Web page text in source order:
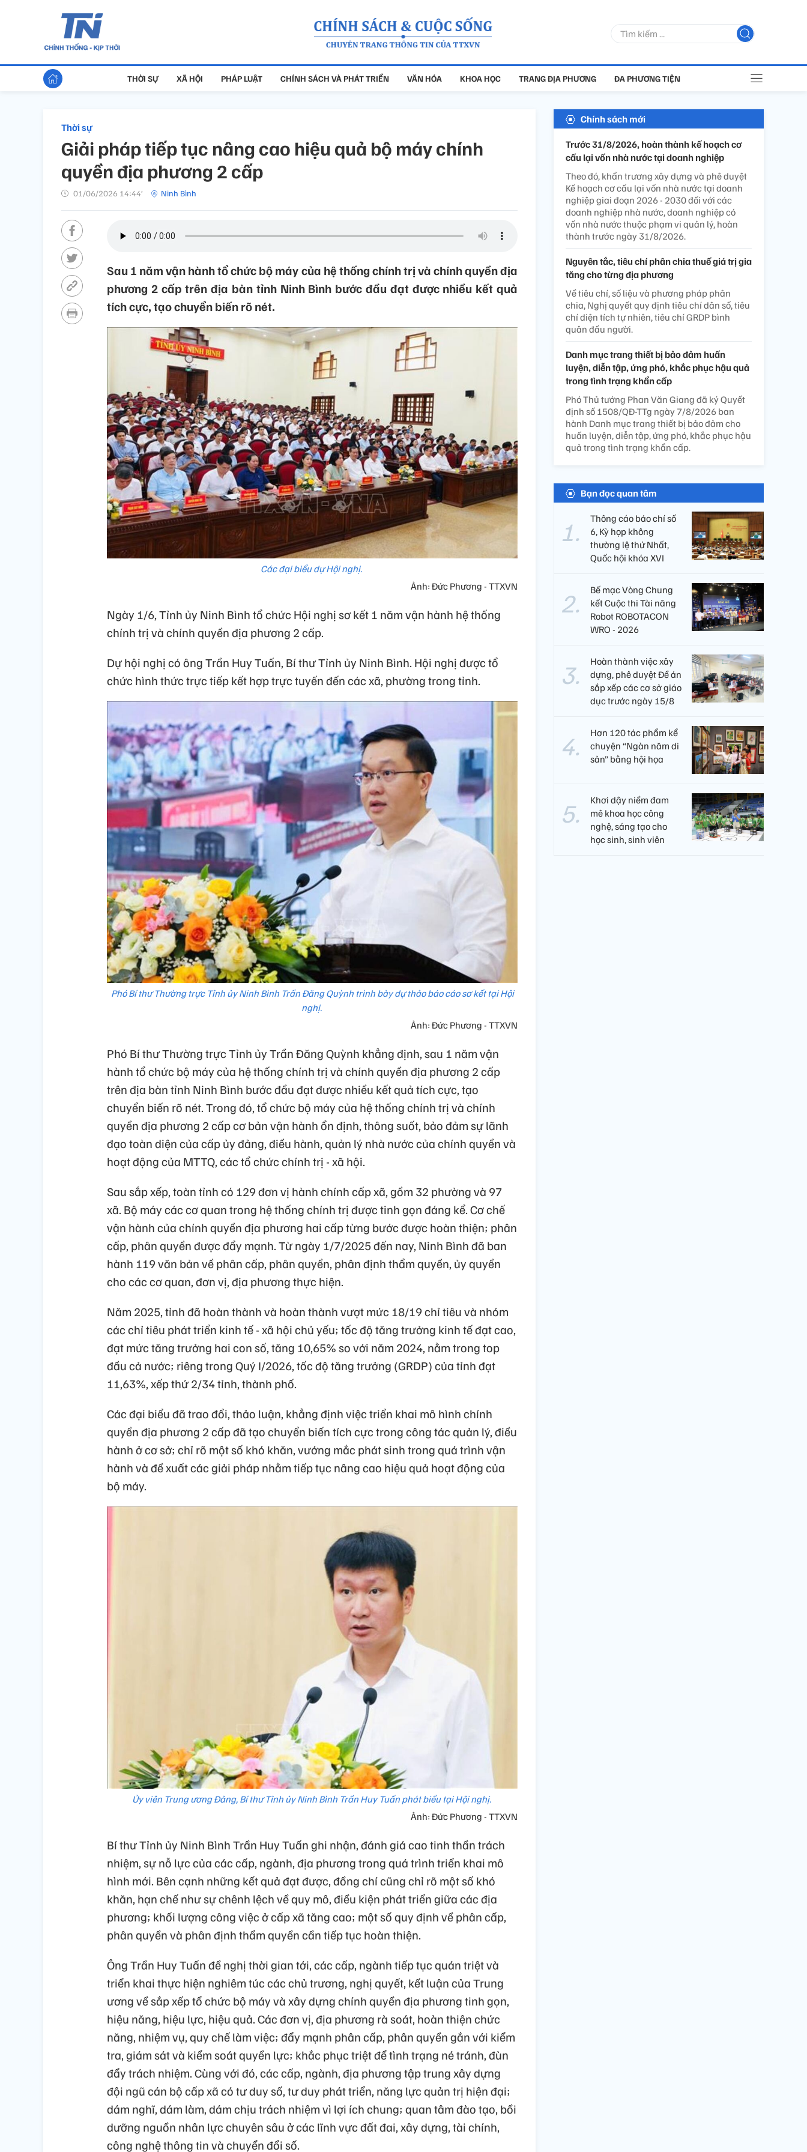
THỜI SỰ XÃ HỘI PHÁP LUẬT CHÍNH SÁCH VÀ PHÁT TRIỂN VĂN HÓA KHOA HỌC TRANG ĐỊA PHƯƠNG ĐA PHƯƠNG TIỆN
Thời sự
Giải pháp tiếp tục nâng cao hiệu quả bộ máy chính
quyền địa phương 2 cấp
01/06/2026 14:44’ Ninh Bình
Sau 1 năm vận hành tổ chức bộ máy của hệ thống chính trị và chính quyền địa
phương 2 cấp trên địa bàn tỉnh Ninh Bình bước đầu đạt được nhiều kết quả
tích cực, tạo chuyển biến rõ nét.
Các đại biểu dự Hội nghị.
Ảnh: Đức Phương - TTXVN
Ngày 1/6, Tỉnh ủy Ninh Bình tổ chức Hội nghị sơ kết 1 năm vận hành hệ thống
chính trị và chính quyền địa phương 2 cấp.
Dự hội nghị có ông Trần Huy Tuấn, Bí thư Tỉnh ủy Ninh Bình. Hội nghị được tổ
chức hình thức trực tiếp kết hợp trực tuyến đến các xã, phường trong tỉnh.
Phó Bí thư Thường trực Tỉnh ủy Ninh Bình Trần Đăng Quỳnh trình bày dự thảo báo cáo sơ kết tại Hội
nghị.
Ảnh: Đức Phương - TTXVN
Phó Bí thư Thường trực Tỉnh ủy Trần Đăng Quỳnh khẳng định, sau 1 năm vận
hành tổ chức bộ máy của hệ thống chính trị và chính quyền địa phương 2 cấp
trên địa bàn tỉnh Ninh Bình bước đầu đạt được nhiều kết quả tích cực, tạo
chuyển biến rõ nét. Trong đó, tổ chức bộ máy của hệ thống chính trị và chính
quyền địa phương 2 cấp cơ bản vận hành ổn định, thông suốt, bảo đảm sự lãnh
đạo toàn diện của cấp ủy đảng, điều hành, quản lý nhà nước của chính quyền và
hoạt động của MTTQ, các tổ chức chính trị - xã hội.
Sau sắp xếp, toàn tỉnh có 129 đơn vị hành chính cấp xã, gồm 32 phường và 97
xã. Bộ máy các cơ quan trong hệ thống chính trị được tinh gọn đáng kể. Cơ chế
vận hành của chính quyền địa phương hai cấp từng bước được hoàn thiện; phân
cấp, phân quyền được đẩy mạnh. Từ ngày 1/7/2025 đến nay, Ninh Bình đã ban
hành 119 văn bản về phân cấp, phân quyền, phân định thẩm quyền, ủy quyền
cho các cơ quan, đơn vị, địa phương thực hiện.
Năm 2025, tỉnh đã hoàn thành và hoàn thành vượt mức 18/19 chỉ tiêu và nhóm
các chỉ tiêu phát triển kinh tế - xã hội chủ yếu; tốc độ tăng trưởng kinh tế đạt cao,
đạt mức tăng trưởng hai con số, tăng 10,65% so với năm 2024, nằm trong top
đầu cả nước; riêng trong Quý I/2026, tốc độ tăng trưởng (GRDP) của tỉnh đạt
11,63%, xếp thứ 2/34 tỉnh, thành phố.
Các đại biểu đã trao đổi, thảo luận, khẳng định việc triển khai mô hình chính
quyền địa phương 2 cấp đã tạo chuyển biến tích cực trong công tác quản lý, điều
hành ở cơ sở; chỉ rõ một số khó khăn, vướng mắc phát sinh trong quá trình vận
hành và đề xuất các giải pháp nhằm tiếp tục nâng cao hiệu quả hoạt động của
bộ máy.
Ủy viên Trung ương Đảng, Bí thư Tỉnh ủy Ninh Bình Trần Huy Tuấn phát biểu tại Hội nghị.
Ảnh: Đức Phương - TTXVN
Bí thư Tỉnh ủy Ninh Bình Trần Huy Tuấn ghi nhận, đánh giá cao tinh thần trách
nhiệm, sự nỗ lực của các cấp, ngành, địa phương trong quá trình triển khai mô
hình mới. Bên cạnh những kết quả đạt được, đồng chí cũng chỉ rõ một số khó
khăn, hạn chế như sự chênh lệch về quy mô, điều kiện phát triển giữa các địa
phương; khối lượng công việc ở cấp xã tăng cao; một số quy định về phân cấp,
phân quyền và phân định thẩm quyền cần tiếp tục hoàn thiện.
Ông Trần Huy Tuấn đề nghị thời gian tới, các cấp, ngành tiếp tục quán triệt và
triển khai thực hiện nghiêm túc các chủ trương, nghị quyết, kết luận của Trung
ương về sắp xếp tổ chức bộ máy và xây dựng chính quyền địa phương tinh gọn,
hiệu năng, hiệu lực, hiệu quả. Các đơn vị, địa phương rà soát, hoàn thiện chức
năng, nhiệm vụ, quy chế làm việc; đẩy mạnh phân cấp, phân quyền gắn với kiểm
tra, giám sát và kiểm soát quyền lực; khắc phục triệt để tình trạng né tránh, đùn
đẩy trách nhiệm. Cùng với đó, các cấp, ngành, địa phương tập trung xây dựng
đội ngũ cán bộ cấp xã có tư duy số, tư duy phát triển, năng lực quản trị hiện đại;
dám nghĩ, dám làm, dám chịu trách nhiệm vì lợi ích chung; quan tâm đào tạo, bồi
dưỡng nguồn nhân lực chuyên sâu ở các lĩnh vực đất đai, xây dựng, tài chính,
công nghệ thông tin và chuyển đổi số.
Chính sách mới
Trước 31/8/2026, hoàn thành kế hoạch cơ
cấu lại vốn nhà nước tại doanh nghiệp
Theo đó, khẩn trương xây dựng và phê duyệt
Kế hoạch cơ cấu lại vốn nhà nước tại doanh
nghiệp giai đoạn 2026 - 2030 đối với các
doanh nghiệp nhà nước, doanh nghiệp có
vốn nhà nước thuộc phạm vi quản lý, hoàn
thành trước ngày 31/8/2026.
Nguyên tắc, tiêu chí phân chia thuế giá trị gia
tăng cho từng địa phương
Về tiêu chí, số liệu và phương pháp phân
chia, Nghị quyết quy định tiêu chí dân số, tiêu
chí diện tích tự nhiên, tiêu chí GRDP bình
quân đầu người.
Danh mục trang thiết bị bảo đảm huấn
luyện, diễn tập, ứng phó, khắc phục hậu quả
trong tình trạng khẩn cấp
Phó Thủ tướng Phan Văn Giang đã ký Quyết
định số 1508/QĐ-TTg ngày 7/8/2026 ban
hành Danh mục trang thiết bị bảo đảm cho
huấn luyện, diễn tập, ứng phó, khắc phục hậu
quả trong tình trạng khẩn cấp.
Bạn đọc quan tâm
Thông cáo báo chí số
6, Kỳ họp không
thường lệ thứ Nhất,
Quốc hội khóa XVI
Bế mạc Vòng Chung
kết Cuộc thi Tài năng
Robot ROBOTACON
WRO - 2026
Hoàn thành việc xây
dựng, phê duyệt Đề án
sắp xếp các cơ sở giáo
dục trước ngày 15/8
Hơn 120 tác phẩm kể
chuyện “Ngàn năm di
sản” bằng hội họa
Khơi dậy niềm đam
mê khoa học công
nghệ, sáng tạo cho
học sinh, sinh viên